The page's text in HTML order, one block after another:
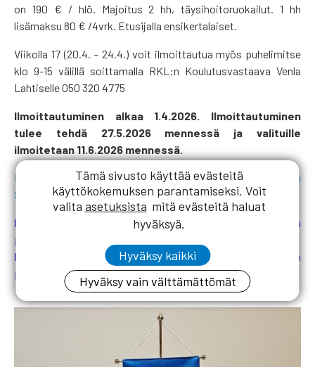
on 190 € / hlö. Majoitus 2 hh, täysihoitoruokailut. 1 hh
lisämaksu 80 € /4vrk. Etusijalla ensikertalaiset.
Viikolla 17 (20.4. – 24.4.) voit ilmoittautua myös puhelimitse
klo 9-15 välillä soittamalla RKL:n Koulutusvastaava Venla
Lahtiselle 050 320 4775
Ilmoittautuminen alkaa 1.4.2026. Ilmoittautuminen
tulee tehdä 27.5.2026 mennessä ja valituille
ilmoitetaan 11.6.2026 mennessä.
Katso Senioritoimikunnan järjestämien retkien / lomien
Sitovat ilmoittautumiset ja peruutusehdot täältä.
Pajulahti ohjelma tavallinen– katso alustava ohjelma
painamalla tästä!
Pajulahti ohjelma kevennetty– katso alustava ohjelma
painamalla tästä!
Tämä sivusto käyttää evästeitä
käyttökokemuksen parantamiseksi. Voit
valita asetuksista mitä evästeitä haluat
hyväksyä.
Hyväksy kaikki
Hyväksy vain välttämättömät